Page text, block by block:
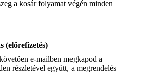
a kosár folyamat végén minden
(előrefizetés)
e-mailben megkapod a
részletével együtt, a megrendelés